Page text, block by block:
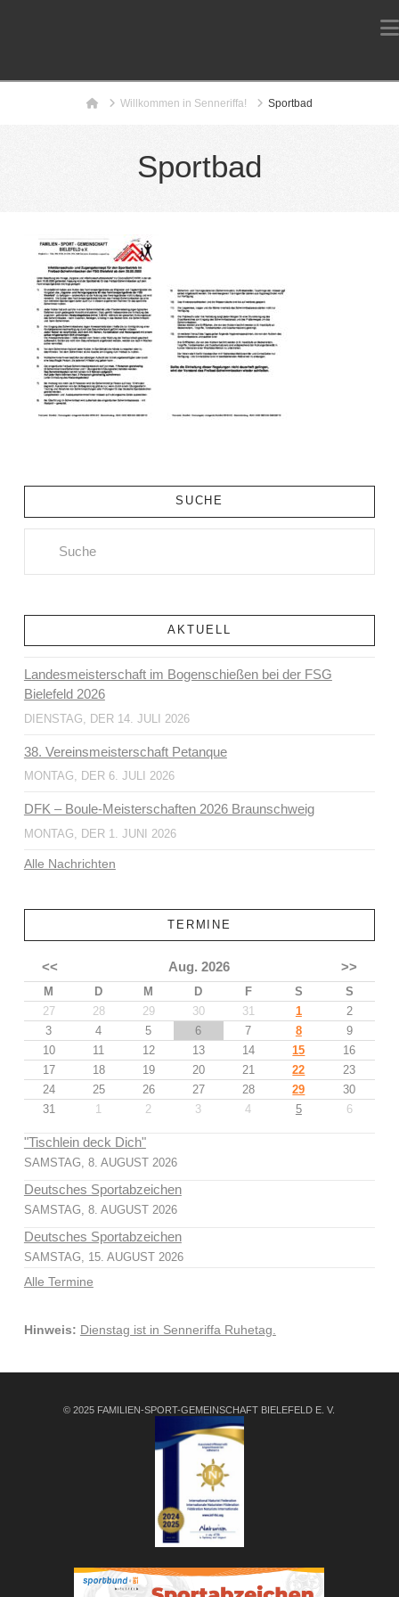
HomeWillkommen in Senneriffa! Sportbad
Sportbad
SUCHE
AKTUELL
Landesmeisterschaft im Bogenschießen bei der FSG
Bielefeld 2026
DIENSTAG, DER 14. JULI 2026
38. Vereinsmeisterschaft Petanque
MONTAG, DER 6. JULI 2026
DFK – Boule-Meisterschaften 2026 Braunschweig
MONTAG, DER 1. JUNI 2026
Alle Nachrichten
TERMINE
<< Aug. 2026 >>
M D M D F S
S
27
28 29 30 31 1
2
3
4 5 6 7 8
9
10
11 12 13 14 15
16
17
18 19 20 21 22
23
24
25 26 27 28 29
30
31
1 2 3 4 5 6
"Tischlein deck Dich"
SAMSTAG, 8. AUGUST 2026
Deutsches Sportabzeichen
SAMSTAG, 8. AUGUST 2026
Deutsches Sportabzeichen
SAMSTAG, 15. AUGUST 2026
Alle Termine
Hinweis: Dienstag ist in Senneriffa Ruhetag.
© 2025 FAMILIEN-SPORT-GEMEINSCHAFT BIELEFELD E. V.